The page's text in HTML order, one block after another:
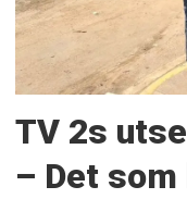
TV 2s
– Det